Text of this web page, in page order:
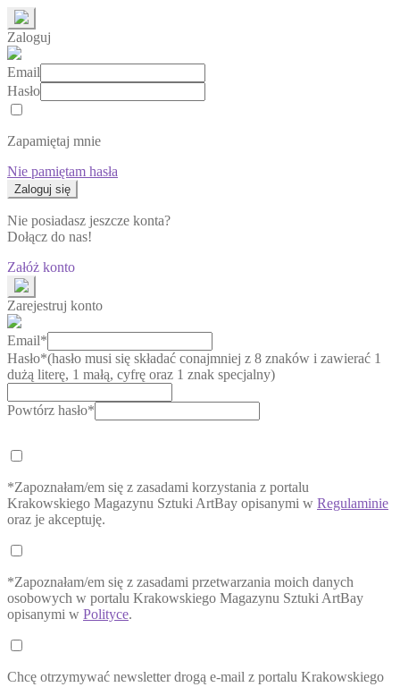
Zaloguj
Email
Hasło
Zapamiętaj mnie
Nie pamiętam hasła
Nie posiadasz jeszcze konta?
Dołącz do nas!
Załóż konto
Zarejestruj konto
Email*
Hasło*(hasło musi się składać conajmniej z 8 znaków i zawierać 1
dużą literę, 1 małą, cyfrę oraz 1 znak specjalny)
Powtórz hasło*
*Zapoznałam/em się z zasadami korzystania z portalu
Krakowskiego Magazynu Sztuki ArtBay opisanymi w Regulaminie
oraz je akceptuję.
*Zapoznałam/em się z zasadami przetwarzania moich danych
osobowych w portalu Krakowskiego Magazynu Sztuki ArtBay
opisanymi w Polityce.
Chcę otrzymywać newsletter drogą e-mail z portalu Krakowskiego